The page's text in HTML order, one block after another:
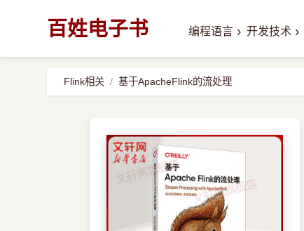
百姓电子书 编程语言 › 开发技术 ›
Flink相关 基于ApacheFlink的流处理